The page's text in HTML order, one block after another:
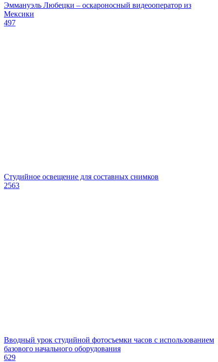
Эммануэль Любецки – оскароносный видеооператор из
Мексики
497
Студийное освещение для составных снимков
2563
Вводный урок студийной фотосъемки часов с использованием
базового начального оборудования
629